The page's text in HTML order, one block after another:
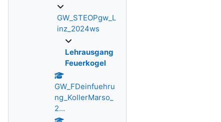
GW_STEOPgw_L
inz_2024ws
Lehrausgang
Feuerkogel
GW_FDeinfuehru
ng_KollerMarso_
2...